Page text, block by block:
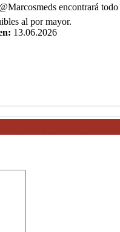
encontrará todo
al por mayor.
13.06.2026